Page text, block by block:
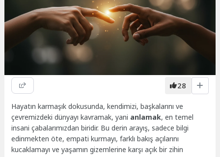
28
Hayatın karmaşık dokusunda, kendimizi, başkalarını ve
çevremizdeki dünyayı kavramak, yani anlamak, en temel
insani çabalarımızdan biridir. Bu derin arayış, sadece bilgi
edinmekten öte, empati kurmayı, farklı bakış açılarını
kucaklamayı ve yaşamın gizemlerine karşı açık bir zihin